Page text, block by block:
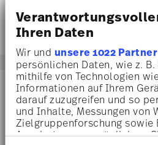
Ihren Daten
Wir und unsere 1022 Partner
persönlichen Daten, wie z.
mithilfe von Technologien
Informationen auf Ihrem
darauf zuzugreifen und so
und Inhalte, Messungen von
Zielgruppenforschung sowie
Angeboten zu ermöglichen.
AWARDED